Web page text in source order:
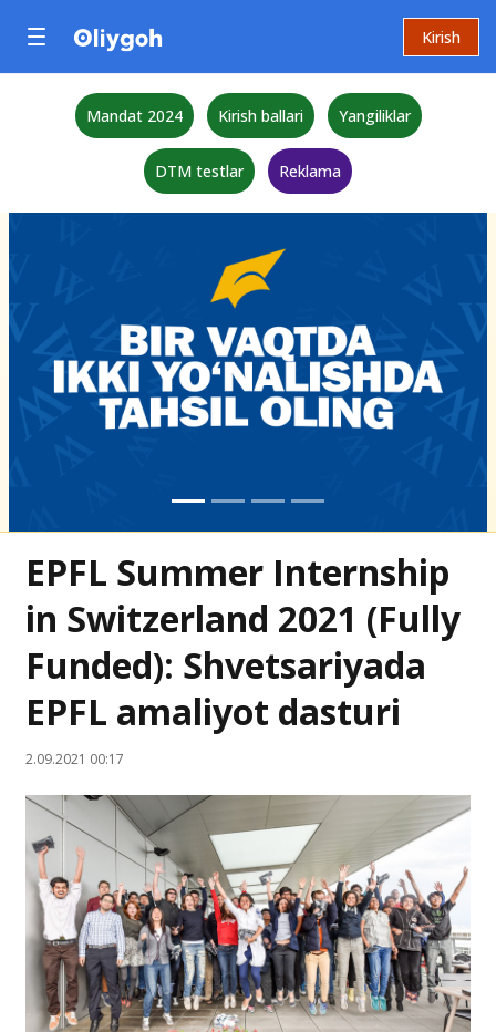
Kirish
Mandat 2024 Kirish ballari Yangiliklar
DTM testlar Reklama
EPFL Summer Internship
in Switzerland 2021 (Fully
Funded): Shvetsariyada
EPFL amaliyot dasturi
2.09.2021 00:17